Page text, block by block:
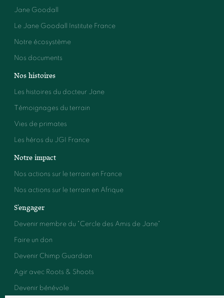
Jane Goodall
Le Jane Goodall Institute France
Notre écosystème
Nos documents
Nos histoires
Les histoires du docteur Jane
Témoignages du terrain
Vies de primates
Les héros du JGI France
Notre impact
Nos actions sur le terrain en France
Nos actions sur le terrain en Afrique
S'engager
Devenir membre du "Cercle des Amis de Jane"
Faire un don
Devenir Chimp Guardian
Agir avec Roots & Shoots
Devenir bénévole